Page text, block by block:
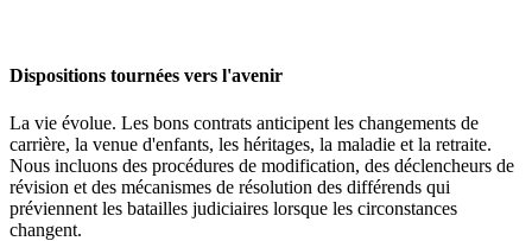
Dispositions tournées vers l'avenir
La vie évolue. Les bons contrats anticipent les changements de
carrière, la venue d'enfants, les héritages, la maladie et la retraite.
Nous incluons des procédures de modification, des déclencheurs de
révision et des mécanismes de résolution des différends qui
préviennent les batailles judiciaires lorsque les circonstances
changent.